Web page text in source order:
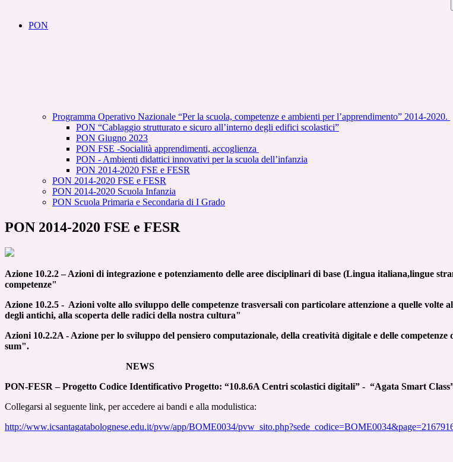
PON
Programma Operativo Nazionale “Per la scuola, competenze e ambienti per l’apprendimento” 2014-2020.
PON “Cablaggio strutturato e sicuro all’interno degli edifici scolastici”
PON Giugno 2023
PON FSE -Socialità apprendimenti, accoglienza
PON - Ambienti didattici innovativi per la scuola dell’infanzia
PON 2014-2020 FSE e FESR
PON 2014-2020 FSE e FESR
PON 2014-2020 Scuola Infanzia
PON Scuola Primaria e Secondaria di I Grado
PON 2014-2020 FSE e FESR
Azione 10.2.2 – Azioni di integrazione e potenziamento delle aree disciplinari di base (Lingua italiana,lingue
competenze"
Azione 10.2.5 - Azioni volte allo sviluppo delle competenze trasversali con particolare attenzione a quelle
degli antichi, alla scoperta delle radici della nostra cultura"
Azioni 10.2.2A - Azione per lo sviluppo del pensiero computazionale, della creatività digitale e delle
sum".
NEWS
PON-FESR – Progetto Codice Identificativo Progetto: “10.8.6A Centri scolastici digitali” - “Agata Smart
Collegarsi al seguente link, per accedere ai bandi e alla modulistica:
http://www.icsantagatabolognese.edu.it/pvw/app/BOME0034/